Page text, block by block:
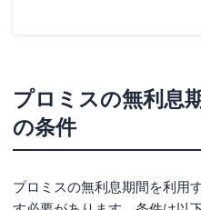
プロミスの無利息
の条件
プロミスの無利息期間を利用